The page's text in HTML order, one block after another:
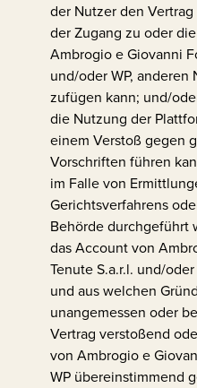
der Nutzer den
der Zugang zu oder
Ambrogio e Giovanni
und/oder WP,
zufügen kann; und/
die Nutzung der
einem Verstoß gegen
Vorschriften führen
im Falle von
Gerichtsverfahrens
Behörde durchgeführt
das Account von
Tenute S.a.r.l. und/
und aus welchen
unangemessen oder
Vertrag verstoßend
von Ambrogio e
WP übereinstimmend